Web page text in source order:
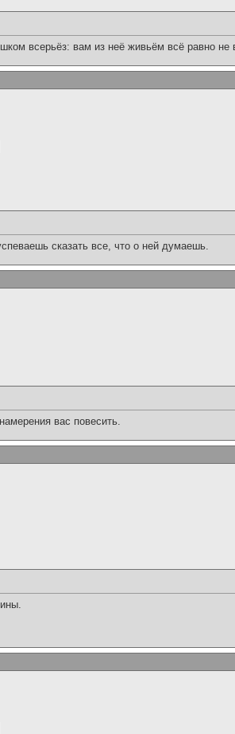
всерьёз: вам из неё живьём всё равно не
сказать все, что о ней думаешь.
вас повесить.